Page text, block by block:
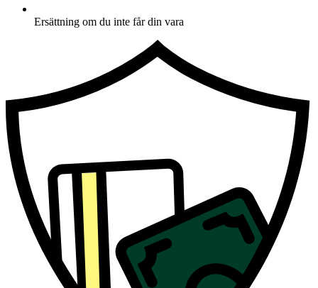
Ersättning om du inte får din vara